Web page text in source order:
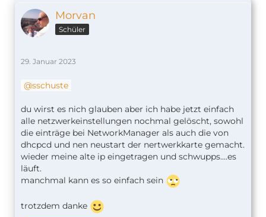
Morvan
Schüler
29. Januar 2023
sschuste
du wirst es nich glauben aber ich habe jetzt einfach
alle netzwerkeinstellungen nochmal gelöscht, sowohl
die einträge bei NetworkManager als auch die von
dhcpcd und nen neustart der nertwerkkarte gemacht.
wieder meine alte ip eingetragen und schwupps....es
läuft.
manchmal kann es so einfach sein
trotzdem danke